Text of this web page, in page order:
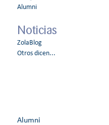
Alumni
Noticias
ZolaBlog
Otros dicen...
Alumni